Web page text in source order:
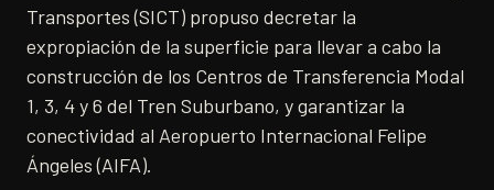
Transportes (SICT) propuso decretar la
expropiación de la superficie para llevar a cabo la
construcción de los Centros de Transferencia Modal
1, 3, 4 y 6 del Tren Suburbano, y garantizar la
conectividad al Aeropuerto Internacional Felipe
Ángeles (AIFA).